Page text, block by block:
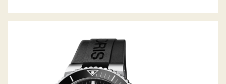
AQUIS DATE